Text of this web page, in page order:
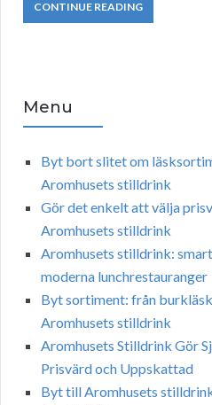
CONTINUE READING
Menu
Byt bort slitet om
Aromhusets stilldrink
Gör det enkelt att välja
Aromhusets stilldrink
Aromhusets stilldrink:
moderna lunchrestauranger
Byt sortiment: från
Aromhusets stilldrink
Aromhusets Stilldrink Gör
Prisvärd och Uppskattad
Byt till Aromhusets